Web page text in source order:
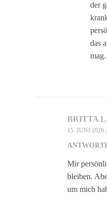
der
das
BRITTA
15. JUNI 2026
Mir
bleiben.
um mich